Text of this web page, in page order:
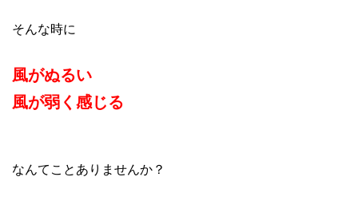
そんな時に
風がぬるい
風が弱く感じる
なんてことありませんか？